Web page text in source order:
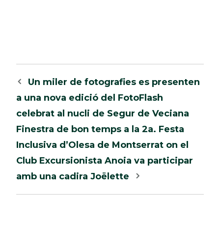
Navegació
per
entrades
Un miler de fotografies es presenten
a una nova edició del FotoFlash
celebrat al nucli de Segur de Veciana
Finestra de bon temps a la 2a. Festa
Inclusiva d’Olesa de Montserrat on el
Club Excursionista Anoia va participar
amb una cadira Joëlette